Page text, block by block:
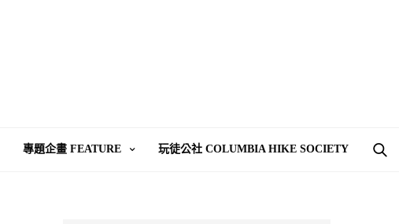
專題企畫 FEATURE 玩徒公社 COLUMBIA HIKE SOCIETY